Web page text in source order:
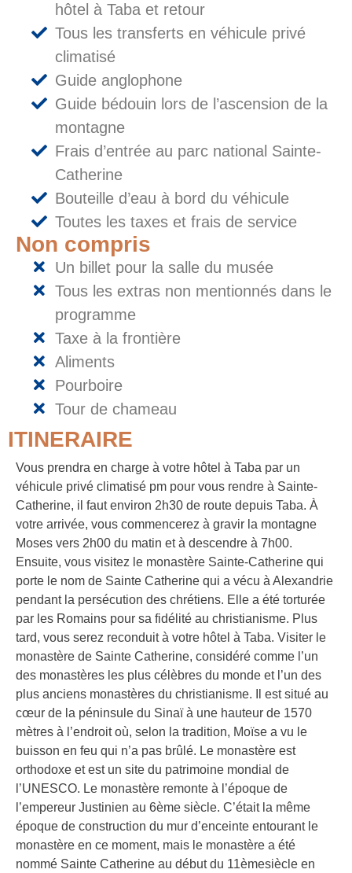
hôtel à Taba et retour
Tous les transferts en véhicule privé
climatisé
Guide anglophone
Guide bédouin lors de l’ascension de la
montagne
Frais d’entrée au parc national Sainte-
Catherine
Bouteille d’eau à bord du véhicule
Toutes les taxes et frais de service
Non compris
Un billet pour la salle du musée
Tous les extras non mentionnés dans le
programme
Taxe à la frontière
Aliments
Pourboire
Tour de chameau
ITINERAIRE
Vous prendra en charge à votre hôtel à Taba par un
véhicule privé climatisé pm pour vous rendre à Sainte-
Catherine, il faut environ 2h30 de route depuis Taba. À
votre arrivée, vous commencerez à gravir la montagne
Moses vers 2h00 du matin et à descendre à 7h00.
Ensuite, vous visitez le monastère Sainte-Catherine qui
porte le nom de Sainte Catherine qui a vécu à Alexandrie
pendant la persécution des chrétiens. Elle a été torturée
par les Romains pour sa fidélité au christianisme. Plus
tard, vous serez reconduit à votre hôtel à Taba. Visiter le
monastère de Sainte Catherine, considéré comme l’un
des monastères les plus célèbres du monde et l’un des
plus anciens monastères du christianisme. Il est situé au
cœur de la péninsule du Sinaï à une hauteur de 1570
mètres à l’endroit où, selon la tradition, Moïse a vu le
buisson en feu qui n’a pas brûlé. Le monastère est
orthodoxe et est un site du patrimoine mondial de
l’UNESCO. Le monastère remonte à l’époque de
l’empereur Justinien au 6ème siècle. C’était la même
époque de construction du mur d’enceinte entourant le
monastère en ce moment, mais le monastère a été
nommé Sainte Catherine au début du 11èmesiècle en